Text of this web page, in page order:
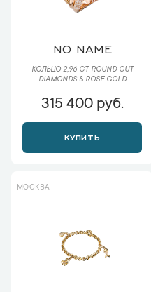
NO NAME
КОЛЬЦО 2,96 CT ROUND CUT
DIAMONDS & ROSE GOLD
315 400 руб.
КУПИТЬ
МОСКВА